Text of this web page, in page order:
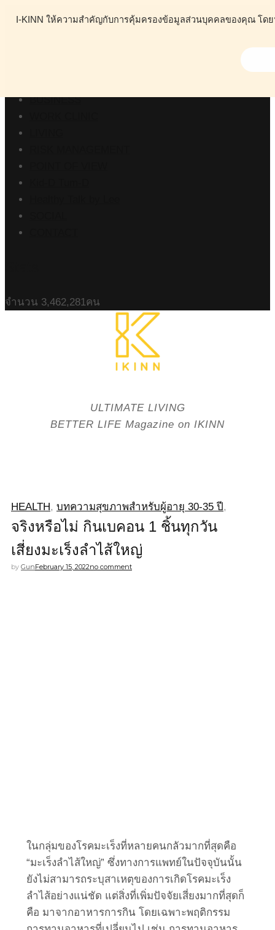
I-KINN ให้ความสำคัญกับการคุ้มครองข้อมูลส่วนบุคคลของคุณ โด
BUSINESS
จำนวน 3,462,281คน
ULTIMATE LIVING
BETTER LIFE Magazine on IKINN
HEALTH, บทความสุขภาพสำหรับผู้อายุ 30-35 ปี,
จริงหรือไม่ กินเบคอน 1 ชิ้นทุกวัน
เสี่ยงมะเร็งลำไส้ใหญ่
by GunFebruary 15, 2022no comment
ในกลุ่มของโรคมะเร็งที่หลายคนกลัวมากที่สุดคือ
“มะเร็งลำไส้ใหญ่” ซึ่งทางการแพทย์ในปัจจุบันนั้น
ยังไม่สามารถระบุสาเหตุของการเกิดโรคมะเร็ง
ลำไส้อย่างแน่ชัด แต่สิ่งที่เพิ่มปัจจัยเสี่ยงมากที่สุดก็
คือ มาจากอาหารการกิน โดยเฉพาะพฤติกรรม